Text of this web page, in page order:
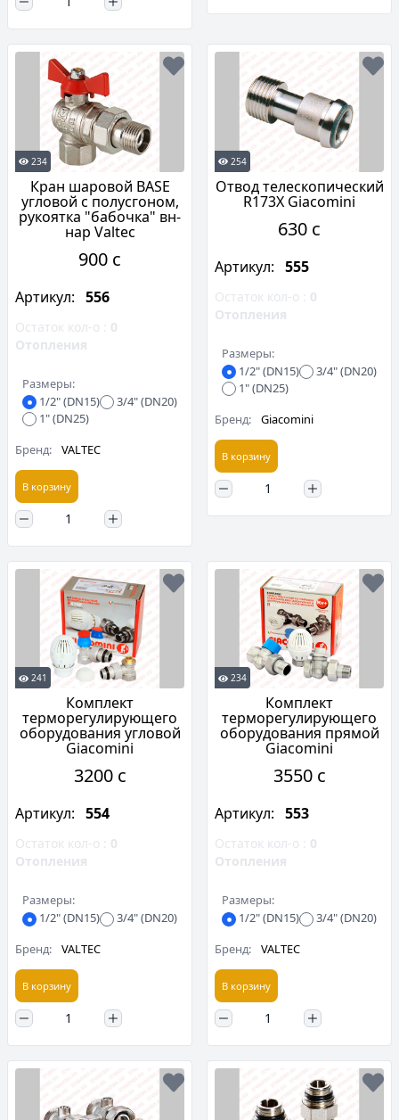
234
Кран шаровой BASE
угловой с полусгоном,
рукоятка "бабочка" вн-
нар Valtec
900 c
Артикул: 556
Остаток кол-о : 0
Отопления
Размеры:
1/2" (DN15)
3/4" (DN20)
1" (DN25)
Бренд:
VALTEC
В корзину
254
Отвод телескопический
R173X Giacomini
630 c
Артикул: 555
Остаток кол-о : 0
Отопления
Размеры:
1/2" (DN15)
3/4" (DN20)
1" (DN25)
Бренд:
Giacomini
В корзину
241
Комплект
терморегулирующего
оборудования угловой
Giacomini
3200 c
Артикул: 554
Остаток кол-о : 0
Отопления
Размеры:
1/2" (DN15)
3/4" (DN20)
Бренд:
VALTEC
В корзину
234
Комплект
терморегулирующего
оборудования прямой
Giacomini
3550 c
Артикул: 553
Остаток кол-о : 0
Отопления
Размеры:
1/2" (DN15)
3/4" (DN20)
Бренд:
VALTEC
В корзину